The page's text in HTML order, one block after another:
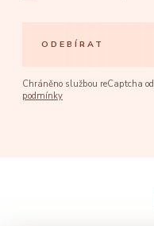
ODEBÍRAT
Chráněno službou reCaptcha od
podmínky